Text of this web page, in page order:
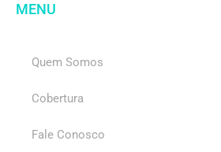
MENU
Quem Somos
Cobertura
Fale Conosco